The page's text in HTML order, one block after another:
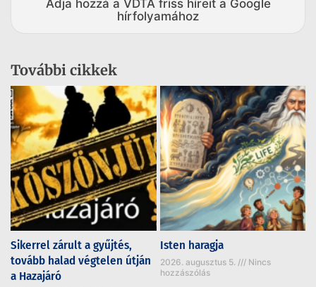
Adja hozzá a VDTA friss híreit a Google
hírfolyamához
További cikkek
Sikerrel zárult a gyűjtés,
tovább halad végtelen útján
a Hazajáró
Isten haragja
2026. augusztus 5.
Nincs
hozzászólás